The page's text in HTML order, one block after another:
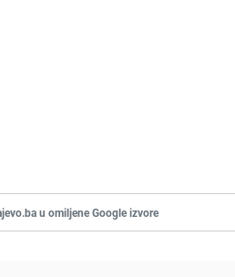
u omiljene Google izvore